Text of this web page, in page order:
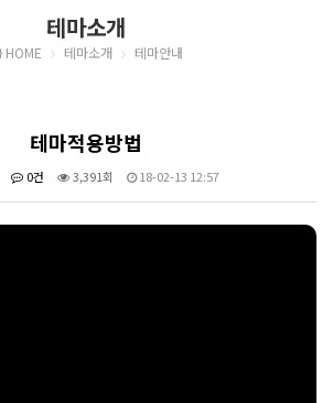
테마소개
HOME 테마소개 테마안내
테마적용방법
0건 3,391회 18-02-13 12:57